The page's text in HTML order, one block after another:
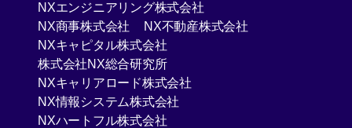
NXエンジニアリング株式会社
NX商事株式会社
[Open in new window]
NX不動産株式会社
NXキャピタル株式会社
株式会社NX総合研究所
NXキャリアロード株式会社
NX情報システム株式会社
NXハートフル株式会社